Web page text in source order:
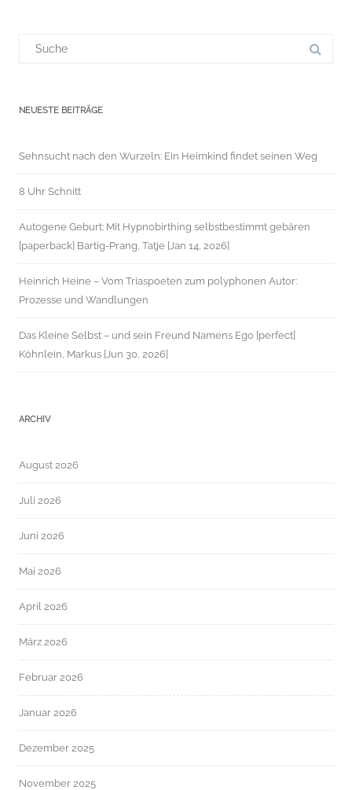
NEUESTE BEITRÄGE
Sehnsucht nach den Wurzeln: Ein Heimkind findet seinen Weg
8 Uhr Schnitt
Autogene Geburt: Mit Hypnobirthing selbstbestimmt gebären
[paperback] Bartig-Prang, Tatje [Jan 14, 2026]
Heinrich Heine – Vom Triaspoeten zum polyphonen Autor:
Prozesse und Wandlungen
Das Kleine Selbst – und sein Freund Namens Ego [perfect]
Köhnlein, Markus [Jun 30, 2026]
ARCHIV
August 2026
Juli 2026
Juni 2026
Mai 2026
April 2026
März 2026
Februar 2026
Januar 2026
Dezember 2025
November 2025